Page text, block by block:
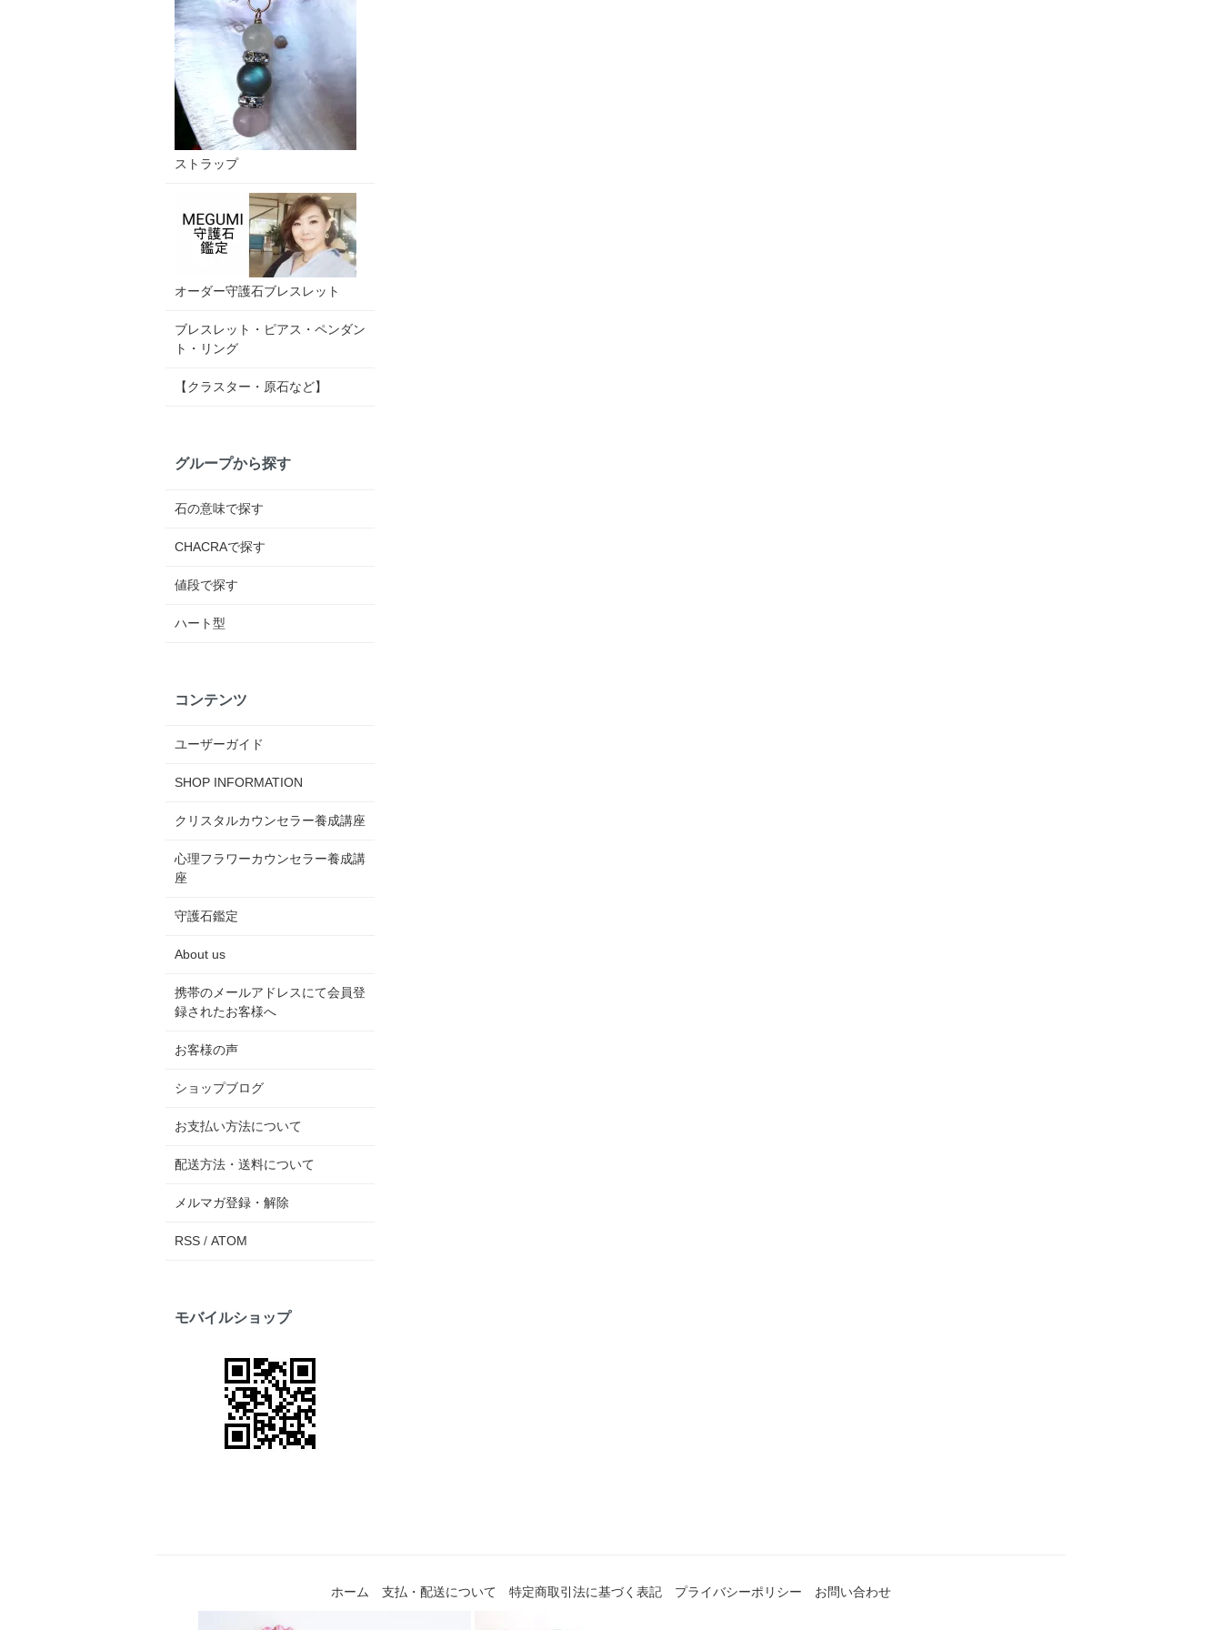
ストラップ
オーダー守護石ブレスレット
ブレスレット・ピアス・ペンダン
ト・リング
【クラスター・原石など】
グループから探す
石の意味で探す
CHACRAで探す
値段で探す
ハート型
コンテンツ
ユーザーガイド
SHOP INFORMATION
クリスタルカウンセラー養成講座
心理フラワーカウンセラー養成講
座
守護石鑑定
About us
携帯のメールアドレスにて会員登
録されたお客様へ
お客様の声
ショップブログ
お支払い方法について
配送方法・送料について
メルマガ登録・解除
RSS / ATOM
モバイルショップ
ホーム 支払・配送について 特定商取引法に基づく表記 プライバシーポリシー お問い合わせ